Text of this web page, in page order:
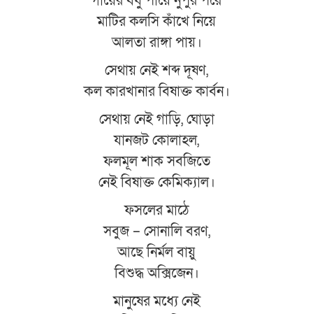
মাটির কলসি কাঁখে নিয়ে
আলতা রাঙ্গা পায়।
সেথায় নেই শব্দ দূষণ,
কল কারখানার বিষাক্ত কার্বন।
সেথায় নেই গাড়ি, ঘোড়া
যানজট কোলাহল,
ফলমূল শাক সবজিতে
নেই বিষাক্ত কেমিক্যাল।
ফসলের মাঠে
সবুজ – সোনালি বরণ,
আছে নির্মল বায়ু
বিশুদ্ধ অক্সিজেন।
মানুষের মধ্যে নেই